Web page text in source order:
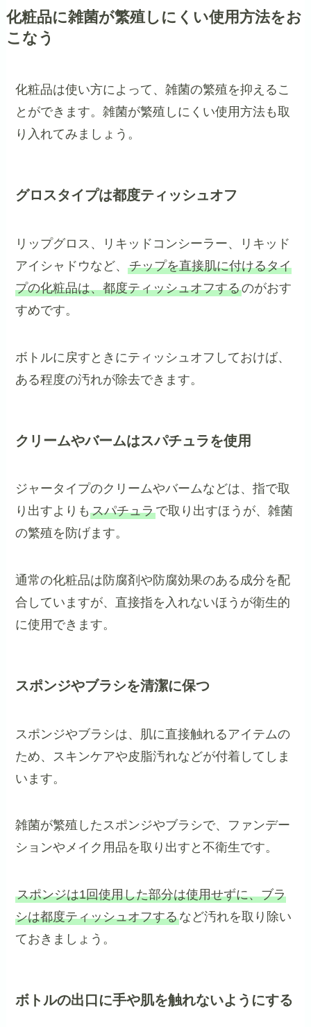
化粧品に雑菌が繁殖しにくい使用方法をお
こなう
化粧品は使い方によって、雑菌の繁殖を抑えるこ
とができます。雑菌が繁殖しにくい使用方法も取
り入れてみましょう。
グロスタイプは都度ティッシュオフ
リップグロス、リキッドコンシーラー、リキッド
アイシャドウなど、チップを直接肌に付けるタイ
プの化粧品は、都度ティッシュオフするのがおす
すめです。
ボトルに戻すときにティッシュオフしておけば、
ある程度の汚れが除去できます。
クリームやバームはスパチュラを使用
ジャータイプのクリームやバームなどは、指で取
り出すよりもスパチュラで取り出すほうが、雑菌
の繁殖を防げます。
通常の化粧品は防腐剤や防腐効果のある成分を配
合していますが、直接指を入れないほうが衛生的
に使用できます。
スポンジやブラシを清潔に保つ
スポンジやブラシは、肌に直接触れるアイテムの
ため、スキンケアや皮脂汚れなどが付着してしま
います。
雑菌が繁殖したスポンジやブラシで、ファンデー
ションやメイク用品を取り出すと不衛生です。
スポンジは1回使用した部分は使用せずに、ブラ
シは都度ティッシュオフするなど汚れを取り除い
ておきましょう。
ボトルの出口に手や肌を触れないようにする